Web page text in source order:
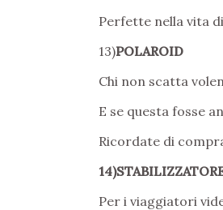
Perfette nella vita
13)POLAROID
Chi non scatta
E se questa fosse
Ricordate di
Per i viaggiatori